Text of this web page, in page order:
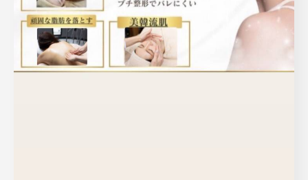
燥、毛穴の悩みを解消し、透明感のある肌を目指す方に好評
です。アロマトリートメントは、精油の香りとオールハンド
施術によるリラクゼーション効果が高く、心身の緊張をほぐ
したい場合に適しています。